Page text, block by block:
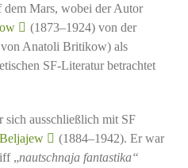
dem Mars, wobei der Autor
(1873–1924) von der
Anatoli Britikow) als
SF-Literatur betrachtet
sich ausschließlich mit SF
(1884–1942). Er war
„nautschnaja fantastika“